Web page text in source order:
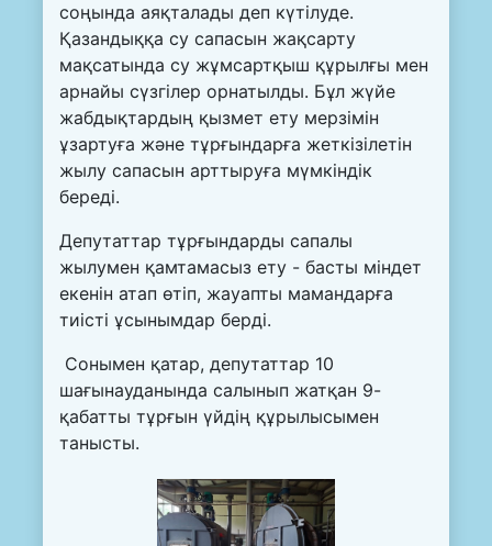
соңында аяқталады деп күтілуде.
Қазандыққа су сапасын жақсарту
мақсатында су жұмсартқыш құрылғы мен
арнайы сүзгілер орнатылды. Бұл жүйе
жабдықтардың қызмет ету мерзімін
ұзартуға және тұрғындарға жеткізілетін
жылу сапасын арттыруға мүмкіндік
береді.
Депутаттар тұрғындарды сапалы
жылумен қамтамасыз ету - басты міндет
екенін атап өтіп, жауапты мамандарға
тиісті ұсынымдар берді.
Сонымен қатар, депутаттар 10
шағынауданында салынып жатқан 9-
қабатты тұрғын үйдің құрылысымен
танысты.